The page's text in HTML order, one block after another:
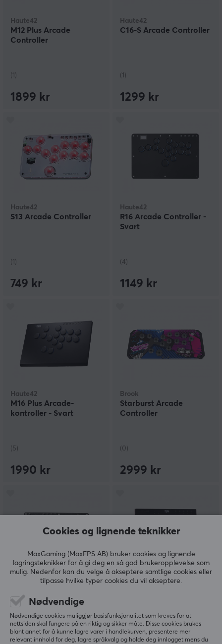
Haute42
M12 Plus Arcade
Controller
(1)
1899 kr
Haute42
C16-S Arcade Controller
(1)
1299 kr
Haute42
S13 Arcade Controller
(1)
749 kr
Haute42
R16 Arcade Controller -
Svart
(4)
1149 kr
Haute42
M16 Plus Arcade-
kontroller - Svart
(5)
1990 kr
Brook
Starburst Arcade
Controller
(0)
2999 kr
(4)
Haute42
(1)
Cookies og lignende teknikker
MaxGaming (MaxFPS AB) bruker cookies og lignende
lagringsteknikker for å gi deg en så god brukeropplevelse som
mulig. Nedenfor kan du velge å akseptere samtlige cookies eller
tilpasse hvilke typer cookies du vil akseptere.
Nødvendige
Nødvendige cookies muliggjør basisfunksjonalitet som kreves for at
nettsiden skal fungere på en riktig og sikker måte. Disse cookies brukes
blant annet for å kunne lagre varer i handlekurven, presentere mer
relevant innhold for deg, lagre språkvalg og holde deg innlogget mens du